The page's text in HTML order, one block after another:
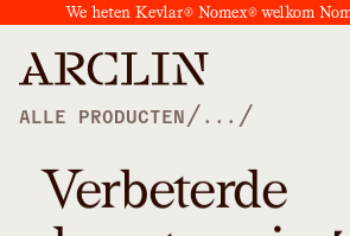
We heten Kevlar® Nomex® welkom
ALLE PRODUCTEN / ... /
Verbeterde